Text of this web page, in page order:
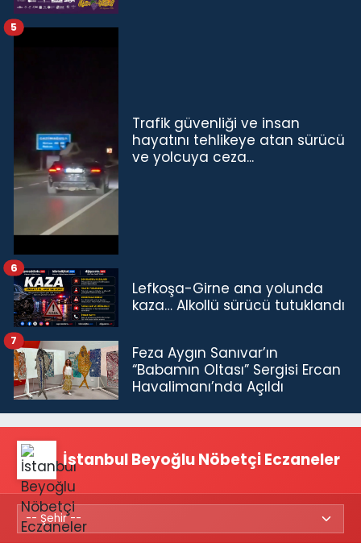
Trafik güvenliği ve insan
hayatını tehlikeye atan sürücü
ve yolcuya ceza...
5
Lefkoşa-Girne ana yolunda
kaza… Alkollü sürücü tutuklandı
6
Feza Aygın Sanıvar’ın
“Babamın Oltası” Sergisi Ercan
Havalimanı’nda Açıldı
7
İstanbul Beyoğlu Nöbetçi Eczaneler